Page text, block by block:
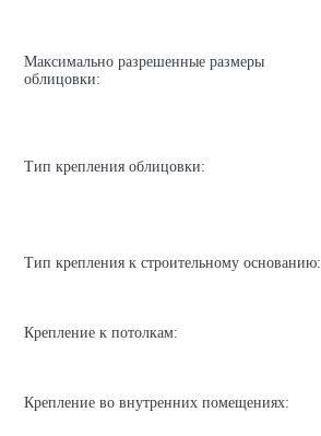
Максимально разрешенные размеры
облицовки:
Тип крепления облицовки:
Тип крепления к строительному основанию:
Крепление к потолкам:
Крепление во внутренних помещениях: